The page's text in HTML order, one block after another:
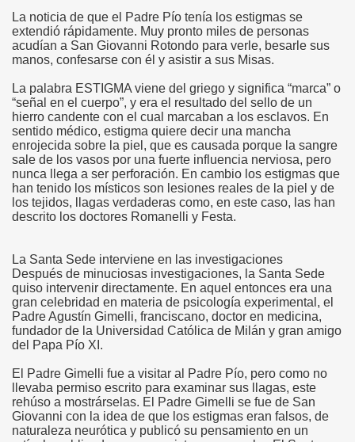
La noticia de que el Padre Pío tenía los estigmas se
extendió rápidamente. Muy pronto miles de personas
acudían a San Giovanni Rotondo para verle, besarle sus
manos, confesarse con él y asistir a sus Misas.
La palabra ESTIGMA viene del griego y significa “marca” o
“señal en el cuerpo”, y era el resultado del sello de un
hierro candente con el cual marcaban a los esclavos. En
sentido médico, estigma quiere decir una mancha
enrojecida sobre la piel, que es causada porque la sangre
sale de los vasos por una fuerte influencia nerviosa, pero
nunca llega a ser perforación. En cambio los estigmas que
han tenido los místicos son lesiones reales de la piel y de
los tejidos, llagas verdaderas como, en este caso, las han
descrito los doctores Romanelli y Festa.
La Santa Sede interviene en las investigaciones
Después de minuciosas investigaciones, la Santa Sede
quiso intervenir directamente. En aquel entonces era una
gran celebridad en materia de psicología experimental, el
Padre Agustín Gimelli, franciscano, doctor en medicina,
fundador de la Universidad Católica de Milán y gran amigo
del Papa Pío XI.
El Padre Gimelli fue a visitar al Padre Pío, pero como no
llevaba permiso escrito para examinar sus llagas, este
rehúso a mostrárselas. El Padre Gimelli se fue de San
Giovanni con la idea de que los estigmas eran falsos, de
naturaleza neurótica y publicó su pensamiento en un